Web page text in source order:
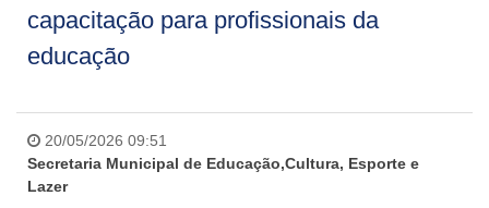
capacitação para profissionais da
educação
20/05/2026 09:51
Secretaria Municipal de Educação,Cultura, Esporte e
Lazer